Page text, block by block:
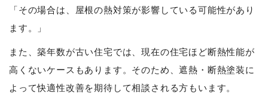
「その場合は、屋根の熱対策が影響している可能性があり
ます。」
また、築年数が古い住宅では、現在の住宅ほど断熱性能が
高くないケースもあります。そのため、遮熱・断熱塗装に
よって快適性改善を期待して相談される方もいます。